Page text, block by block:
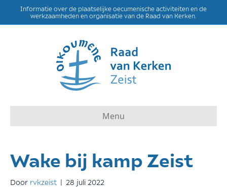
Informatie over de plaatselijke oecumenische activiteiten en de
werkzaamheden en organisatie van de Raad van Kerken.
Menu
Wake bij kamp Zeist
Door rvkzeist | 28 juli 2022